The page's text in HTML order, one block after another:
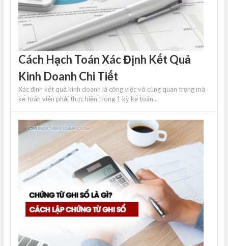
Cách Hạch Toán Xác Định Kết Quả
Kinh Doanh Chi Tiết
Xác định kết quả kinh doanh là công việc vô cùng quan trọng mà
kế toán viên phải thực hiện trong 1 kỳ kế toán...